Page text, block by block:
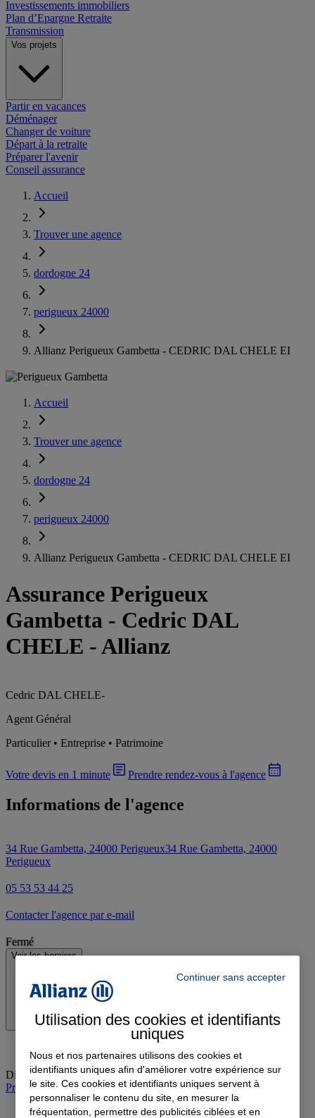
Investissements immobiliers
Plan d’Epargne Retraite
Transmission
Vos projets
Partir en vacances
Déménager
Changer de voiture
Départ à la retraite
Préparer l'avenir
Conseil assurance
Accueil
Trouver une agence
dordogne 24
perigueux 24000
Allianz Perigueux Gambetta - CEDRIC DAL CHELE EI
Accueil
Trouver une agence
dordogne 24
perigueux 24000
Allianz Perigueux Gambetta - CEDRIC DAL CHELE EI
Assurance Perigueux
Gambetta - Cedric DAL
CHELE - Allianz
Cedric DAL CHELE-
Agent Général
Particulier • Entreprise • Patrimoine
Votre devis en 1 minute Prendre rendez-vous à l'agence
Informations de l'agence
34 Rue Gambetta, 24000 Perigueux34 Rue Gambetta, 24000
Perigueux
05 53 53 44 25
Contacter l'agence par e-mail
Fermé
Voir les horaires
Dimanche: Fermé
Prendre rendez-vous à l'agence
Continuer sans accepter
Utilisation des cookies et identifiants
uniques
Nous et nos partenaires utilisons des cookies et
identifiants uniques afin d'améliorer votre expérience sur
le site. Ces cookies et identifiants uniques servent à
personnaliser le contenu du site, en mesurer la
fréquentation, permettre des publicités ciblées et en